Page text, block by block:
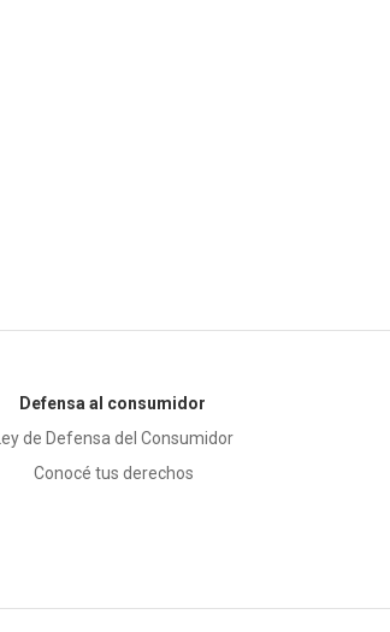
Defensa al consumidor
Ley de Defensa del Consumidor
Conocé tus derechos